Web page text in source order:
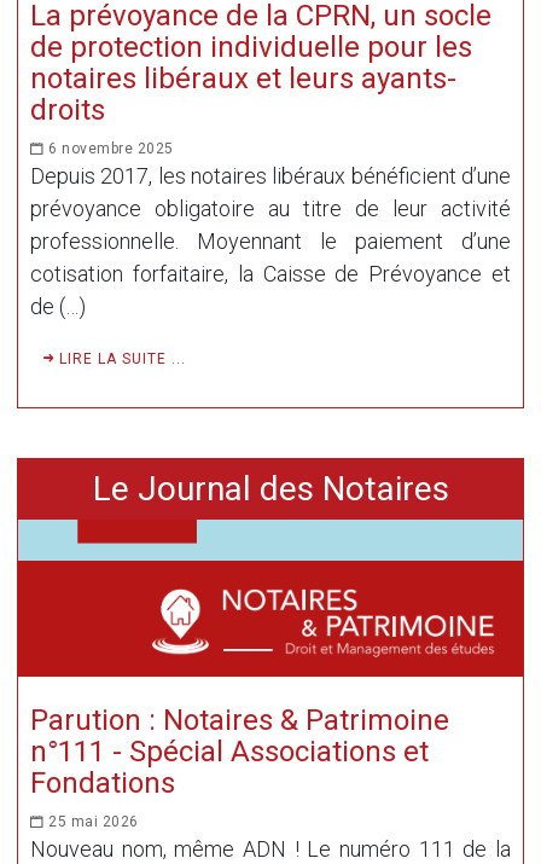
La prévoyance de la CPRN, un socle
de protection individuelle pour les
notaires libéraux et leurs ayants-
droits
6 novembre 2025
Depuis 2017, les notaires libéraux bénéficient d’une
prévoyance obligatoire au titre de leur activité
professionnelle. Moyennant le paiement d’une
cotisation forfaitaire, la Caisse de Prévoyance et
de (…)
LIRE LA SUITE ...
Le Journal des Notaires
Parution : Notaires & Patrimoine
n°111 - Spécial Associations et
Fondations
25 mai 2026
Nouveau nom, même ADN ! Le numéro 111 de la